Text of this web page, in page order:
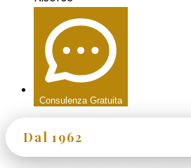
Consulenza Gratuita
Dal 1962